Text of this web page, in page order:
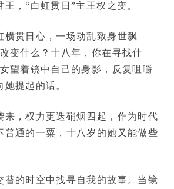
，“白虹贯日”主王权之变。
横贯日心，一场动乱致身世飘
变什么？十八年，你在寻找什
望着镜中自己的身影，反复咀嚼
提起的话。
来，权力更迭硝烟四起，作为时代
普通的一粟，十八岁的她又能做些
替的时空中找寻自我的故事。当镜